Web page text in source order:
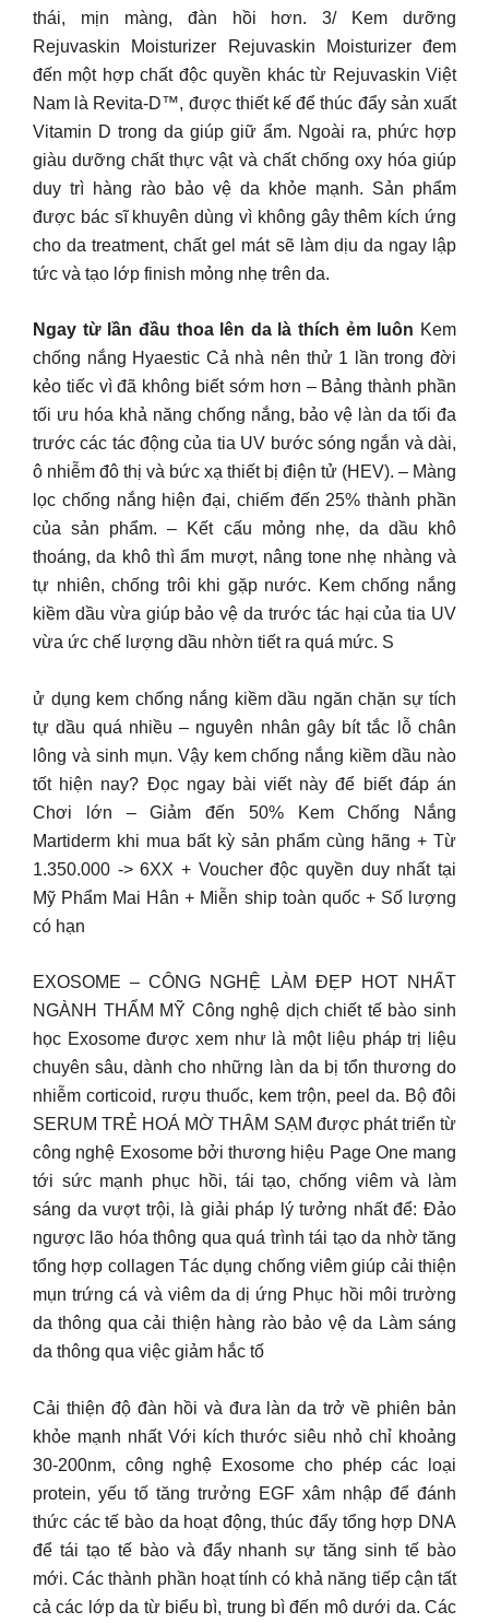
thái, mịn màng, đàn hồi hơn. 3/ Kem dưỡng
Rejuvaskin Moisturizer Rejuvaskin Moisturizer đem
đến một hợp chất độc quyền khác từ Rejuvaskin Việt
Nam là Revita-D™, được thiết kế để thúc đẩy sản xuất
Vitamin D trong da giúp giữ ẩm. Ngoài ra, phức hợp
giàu dưỡng chất thực vật và chất chống oxy hóa giúp
duy trì hàng rào bảo vệ da khỏe mạnh. Sản phẩm
được bác sĩ khuyên dùng vì không gây thêm kích ứng
cho da treatment, chất gel mát sẽ làm dịu da ngay lập
tức và tạo lớp finish mỏng nhẹ trên da.
Ngay từ lần đầu thoa lên da là thích ẻm luôn Kem
chống nắng Hyaestic Cả nhà nên thử 1 lần trong đời
kẻo tiếc vì đã không biết sớm hơn – Bảng thành phần
tối ưu hóa khả năng chống nắng, bảo vệ làn da tối đa
trước các tác động của tia UV bước sóng ngắn và dài,
ô nhiễm đô thị và bức xạ thiết bị điện tử (HEV). – Màng
lọc chống nắng hiện đại, chiếm đến 25% thành phần
của sản phẩm. – Kết cấu mỏng nhẹ, da dầu khô
thoáng, da khô thì ẩm mượt, nâng tone nhẹ nhàng và
tự nhiên, chống trôi khi gặp nước. Kem chống nắng
kiềm dầu vừa giúp bảo vệ da trước tác hại của tia UV
vừa ức chế lượng dầu nhờn tiết ra quá mức. S
ử dụng kem chống nắng kiềm dầu ngăn chặn sự tích
tự dầu quá nhiều – nguyên nhân gây bít tắc lỗ chân
lông và sinh mụn. Vậy kem chống nắng kiềm dầu nào
tốt hiện nay? Đọc ngay bài viết này để biết đáp án
Chơi lớn – Giảm đến 50% Kem Chống Nắng
Martiderm khi mua bất kỳ sản phẩm cùng hãng + Từ
1.350.000 -> 6XX + Voucher độc quyền duy nhất tại
Mỹ Phẩm Mai Hân + Miễn ship toàn quốc + Số lượng
có hạn
EXOSOME – CÔNG NGHỆ LÀM ĐẸP HOT NHẤT
NGÀNH THẨM MỸ Công nghệ dịch chiết tế bào sinh
học Exosome được xem như là một liệu pháp trị liệu
chuyên sâu, dành cho những làn da bị tổn thương do
nhiễm corticoid, rượu thuốc, kem trộn, peel da. Bộ đôi
SERUM TRẺ HOÁ MỜ THÂM SẠM được phát triển từ
công nghệ Exosome bởi thương hiệu Page One mang
tới sức mạnh phục hồi, tái tạo, chống viêm và làm
sáng da vượt trội, là giải pháp lý tưởng nhất để: Đảo
ngược lão hóa thông qua quá trình tái tạo da nhờ tăng
tổng hợp collagen Tác dụng chống viêm giúp cải thiện
mụn trứng cá và viêm da dị ứng Phục hồi môi trường
da thông qua cải thiện hàng rào bảo vệ da Làm sáng
da thông qua việc giảm hắc tố
Cải thiện độ đàn hồi và đưa làn da trở về phiên bản
khỏe mạnh nhất Với kích thước siêu nhỏ chỉ khoảng
30-200nm, công nghệ Exosome cho phép các loại
protein, yếu tố tăng trưởng EGF xâm nhập để đánh
thức các tế bào da hoạt động, thúc đẩy tổng hợp DNA
để tái tạo tế bào và đẩy nhanh sự tăng sinh tế bào
mới. Các thành phần hoạt tính có khả năng tiếp cận tất
cả các lớp da từ biểu bì, trung bì đến mô dưới da. Các